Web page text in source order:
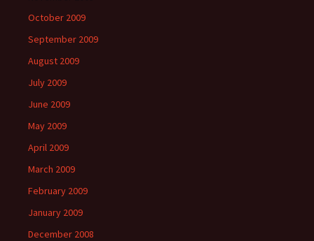
October 2009
September 2009
August 2009
July 2009
June 2009
May 2009
April 2009
March 2009
February 2009
January 2009
December 2008